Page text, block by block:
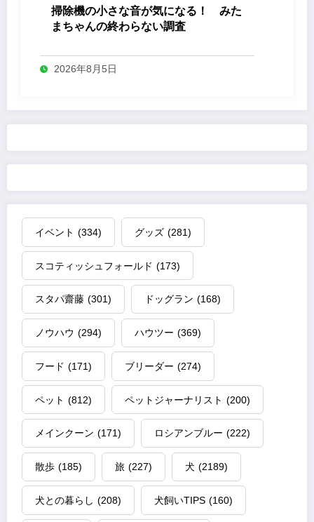
掃除機の小さな音が気になる！ みた
まちゃんの終わらない調査
2026年8月5日
イベント (334) グッズ (281)
スコティッシュフォールド (173)
スタパ齋藤 (301) ドッグラン (168)
ノウハウ (294) ハウツー (369)
フード (171) ブリーダー (274)
ペット (812) ペットジャーナリスト (200)
メインクーン (171) ロシアンブルー (222)
散歩 (185) 旅 (227) 犬 (2189)
犬との暮らし (208) 犬飼いTIPS (160)